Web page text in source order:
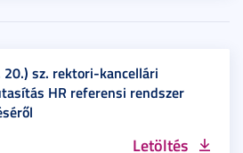
sz. rektori-kancellári
HR referensi rendszer
Letöltés